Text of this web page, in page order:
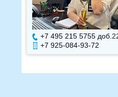
+7 495 215 5755 доб. 7
+7 925-084-93-71